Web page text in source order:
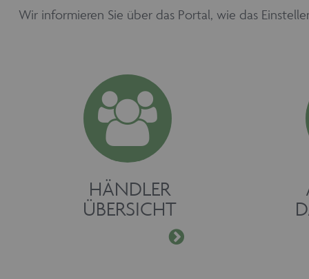
Wir informieren Sie über das Portal, wie das
HÄNDLER
ÜBERSICHT